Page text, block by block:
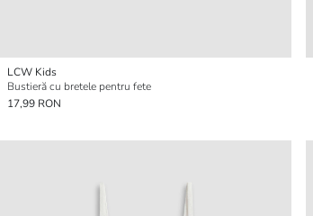
LCW Kids
Bustieră cu bretele pentru fete
17,99 RON